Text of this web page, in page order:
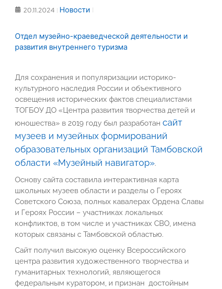
20.11.2024 Новости
Отдел музейно-краеведческой деятельности и
развития внутреннего туризма
Для сохранения и популяризации историко-
культурного наследия России и объективного
освещения исторических фактов специалистами
ТОГБОУ ДО «Центра развития творчества детей и
юношества» в 2019 году был разработан сайт
музеев и музейных формирований
образовательных организаций Тамбовской
области «Музейный навигатор».
Основу сайта составила интерактивная карта
школьных музеев области и разделы о Героях
Советского Союза, полных кавалерах Ордена Славы
и Героях России – участниках локальных
конфликтов, в том числе и участниках СВО, имена
которых связаны с Тамбовской областью.
Сайт получил высокую оценку Всероссийского
центра развития художественного творчества и
гуманитарных технологий, являющегося
федеральным куратором, и признан достойным